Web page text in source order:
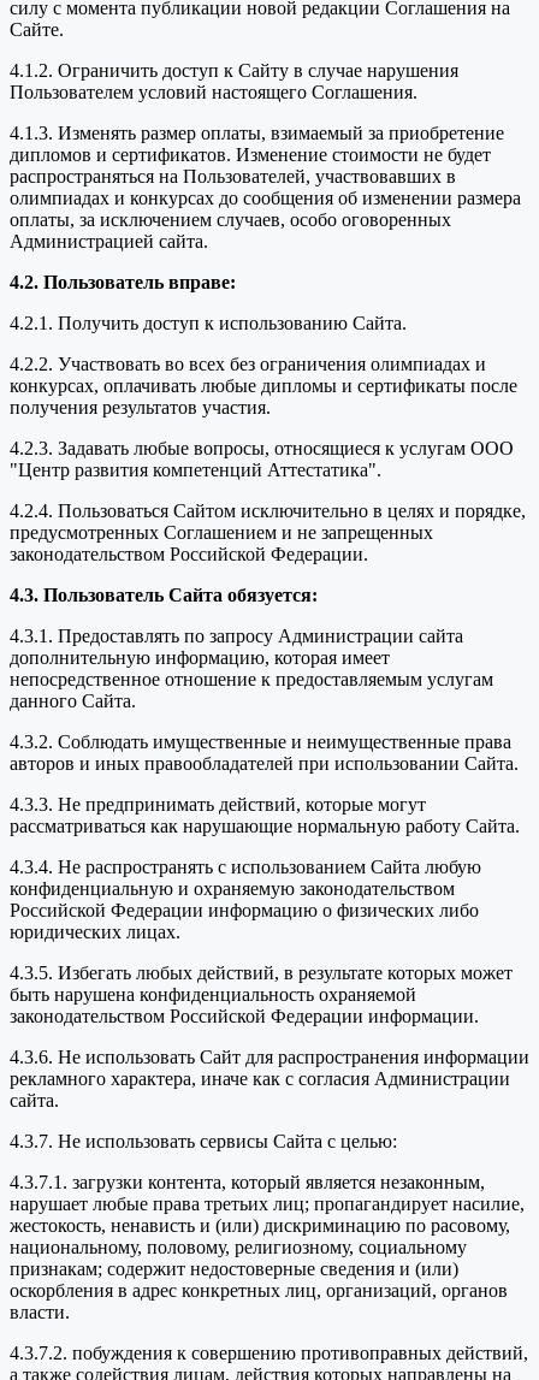
силу с момента публикации новой редакции Соглашения на
Сайте.
4.1.2. Ограничить доступ к Сайту в случае нарушения
Пользователем условий настоящего Соглашения.
4.1.3. Изменять размер оплаты, взимаемый за приобретение
дипломов и сертификатов. Изменение стоимости не будет
распространяться на Пользователей, участвовавших в
олимпиадах и конкурсах до сообщения об изменении размера
оплаты, за исключением случаев, особо оговоренных
Администрацией сайта.
4.2. Пользователь вправе:
4.2.1. Получить доступ к использованию Сайта.
4.2.2. Участвовать во всех без ограничения олимпиадах и
конкурсах, оплачивать любые дипломы и сертификаты после
получения результатов участия.
4.2.3. Задавать любые вопросы, относящиеся к услугам ООО
"Центр развития компетенций Аттестатика".
4.2.4. Пользоваться Сайтом исключительно в целях и порядке,
предусмотренных Соглашением и не запрещенных
законодательством Российской Федерации.
4.3. Пользователь Сайта обязуется:
4.3.1. Предоставлять по запросу Администрации сайта
дополнительную информацию, которая имеет
непосредственное отношение к предоставляемым услугам
данного Сайта.
4.3.2. Соблюдать имущественные и неимущественные права
авторов и иных правообладателей при использовании Сайта.
4.3.3. Не предпринимать действий, которые могут
рассматриваться как нарушающие нормальную работу Сайта.
4.3.4. Не распространять с использованием Сайта любую
конфиденциальную и охраняемую законодательством
Российской Федерации информацию о физических либо
юридических лицах.
4.3.5. Избегать любых действий, в результате которых может
быть нарушена конфиденциальность охраняемой
законодательством Российской Федерации информации.
4.3.6. Не использовать Сайт для распространения информации
рекламного характера, иначе как с согласия Администрации
сайта.
4.3.7. Не использовать сервисы Сайта с целью:
4.3.7.1. загрузки контента, который является незаконным,
нарушает любые права третьих лиц; пропагандирует насилие,
жестокость, ненависть и (или) дискриминацию по расовому,
национальному, половому, религиозному, социальному
признакам; содержит недостоверные сведения и (или)
оскорбления в адрес конкретных лиц, организаций, органов
власти.
4.3.7.2. побуждения к совершению противоправных действий,
а также содействия лицам, действия которых направлены на